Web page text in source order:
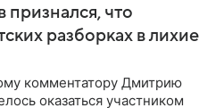
что
разборках в лихие
комментатору Дмитрию
оказаться участником